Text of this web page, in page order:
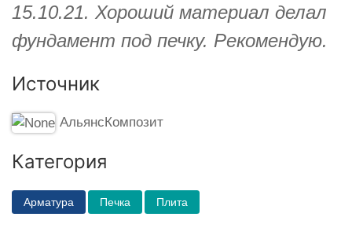
15.10.21. Хороший материал делал
фундамент под печку. Рекомендую.
Источник
АльянсКомпозит
Категория
Арматура Печка Плита